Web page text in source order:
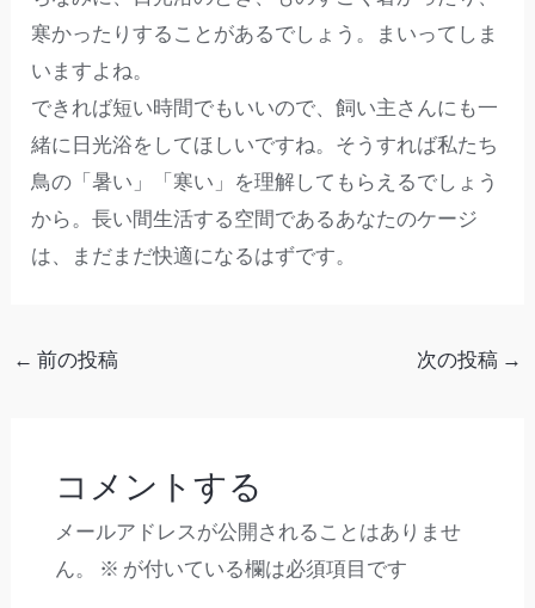
寒かったりすることがあるでしょう。まいってしま
いますよね。
できれば短い時間でもいいので、飼い主さんにも一
緒に日光浴をしてほしいですね。そうすれば私たち
鳥の「暑い」「寒い」を理解してもらえるでしょう
から。長い間生活する空間であるあなたのケージ
は、まだまだ快適になるはずです。
← 前の投稿 次の投稿 →
コメントする
メールアドレスが公開されることはありませ
ん。
※ が付いている欄は必須項目です